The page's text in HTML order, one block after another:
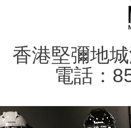
香港堅彌地
電話：